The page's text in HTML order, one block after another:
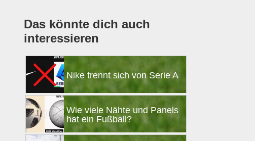
Das könnte dich auch
interessieren
Nike trennt sich von Serie A
Wie viele Nähte und Panels
hat ein Fußball?